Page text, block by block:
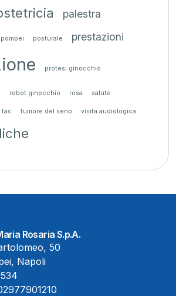
palestra
pompei posturale prestazioni
protesi ginocchio
robot ginocchio rosa salute
tac tumore del seno visita audiologica
Rosaria S.p.A.
50
Napoli